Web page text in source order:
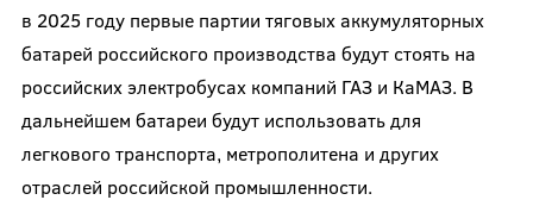
в 2025 году первые партии тяговых аккумуляторных
батарей российского производства будут стоять на
российских электробусах компаний ГАЗ и КаМАЗ. В
дальнейшем батареи будут использовать для
легкового транспорта, метрополитена и других
отраслей российской промышленности.